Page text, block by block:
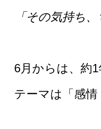
「その気持ち
6月からは、約
テーマは「感